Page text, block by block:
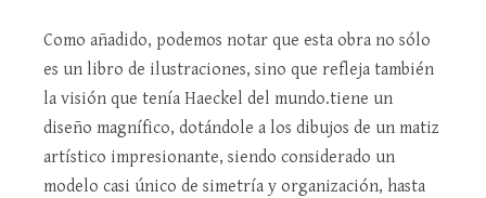
Como añadido, podemos notar que esta obra no sólo
es un libro de ilustraciones, sino que refleja también
la visión que tenía Haeckel del mundo.tiene un
diseño magnífico, dotándole a los dibujos de un matiz
artístico impresionante, siendo considerado un
modelo casi único de simetría y organización, hasta